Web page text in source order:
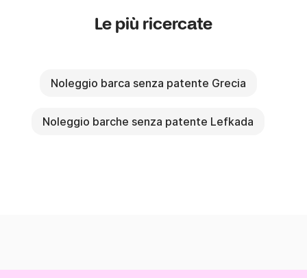
Le più ricercate
Noleggio barca senza patente Grecia
Noleggio barche senza patente Lefkada